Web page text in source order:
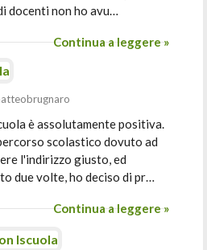
docenti non ho avu…
Continua a leggere »
è assolutamente positiva.
scolastico dovuto ad
l'indirizzo giusto, ed
due volte, ho deciso di pr…
Continua a leggere »
Iscuola